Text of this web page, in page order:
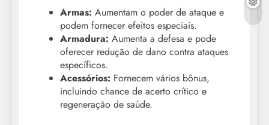
Armas: Aumentam o poder de ataque e
podem fornecer efeitos especiais.
Armadura: Aumenta a defesa e pode
oferecer redução de dano contra ataques
específicos.
Acessórios: Fornecem vários bônus,
incluindo chance de acerto crítico e
regeneração de saúde.